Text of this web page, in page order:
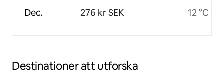
Dec. 276 kr SEK 12 °C
Destinationer att utforska